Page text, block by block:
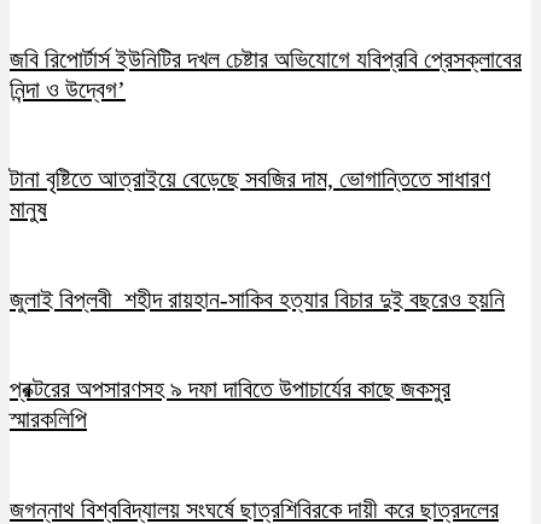
জবি রিপোর্টার্স ইউনিটির দখল চেষ্টার অভিযোগে যবিপ্রবি প্রেসক্লাবের
নিন্দা ও উদ্বেগ’
টানা বৃষ্টিতে আত্রাইয়ে বেড়েছে সবজির দাম, ভোগান্তিতে সাধারণ
মানুষ
জুলাই বিপ্লবী শহীদ রায়হান-সাকিব হত্যার বিচার দুই বছরেও হয়নি
প্রক্টরের অপসারণসহ ৯ দফা দাবিতে উপাচার্যের কাছে জকসুর
স্মারকলিপি
জগন্নাথ বিশ্ববিদ্যালয় সংঘর্ষে ছাত্রশিবিরকে দায়ী করে ছাত্রদলের